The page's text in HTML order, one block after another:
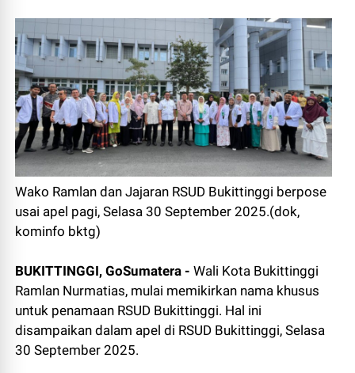
Wako Ramlan dan Jajaran RSUD Bukittinggi berpose
usai apel pagi, Selasa 30 September 2025.(dok,
kominfo bktg)
BUKITTINGGI, GoSumatera -Wali Kota Bukittinggi
Ramlan Nurmatias, mulai memikirkan nama khusus
untuk penamaan RSUD Bukittinggi. Hal ini
disampaikan dalam apel di RSUD Bukittinggi, Selasa
30 September 2025.